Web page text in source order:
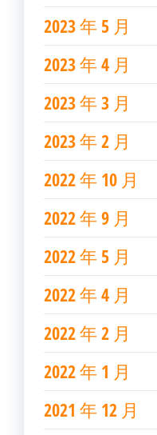
2023 年 5 月
2023 年 4 月
2023 年 3 月
2023 年 2 月
2022 年 10 月
2022 年 9 月
2022 年 5 月
2022 年 4 月
2022 年 2 月
2022 年 1 月
2021 年 12 月